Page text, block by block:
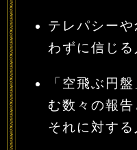
テレパシー
わずに信じる
「空飛ぶ円
む数々の報告
それに対する